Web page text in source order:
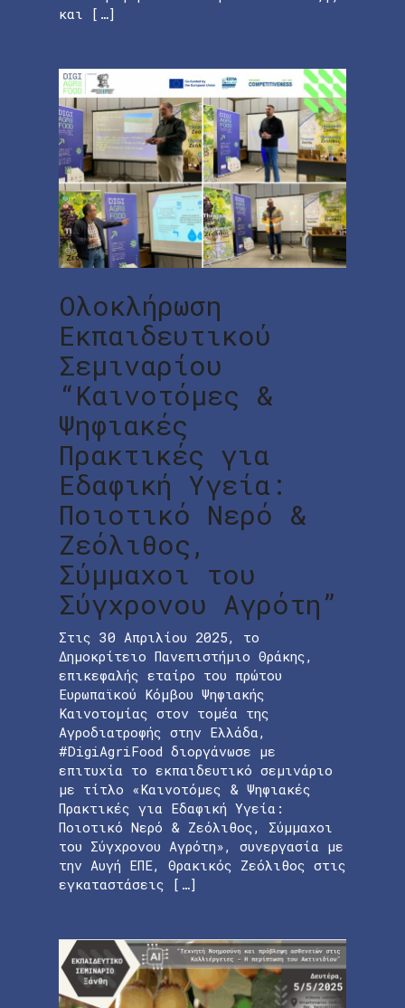
και […]
Ολοκλήρωση
Εκπαιδευτικού
Σεμιναρίου
“Καινοτόμες &
Ψηφιακές
Πρακτικές για
Εδαφική Υγεία:
Ποιοτικό Νερό &
Ζεόλιθος,
Σύμμαχοι του
Σύγχρονου Αγρότη”
Στις 30 Απριλίου 2025, το
Δημοκρίτειο Πανεπιστήμιο Θράκης,
επικεφαλής εταίρο του πρώτου
Ευρωπαϊκού Κόμβου Ψηφιακής
Καινοτομίας στον τομέα της
Αγροδιατροφής στην Ελλάδα,
#DigiAgriFood διοργάνωσε με
επιτυχία το εκπαιδευτικό σεμινάριο
με τίτλο «Καινοτόμες & Ψηφιακές
Πρακτικές για Εδαφική Υγεία:
Ποιοτικό Νερό & Ζεόλιθος, Σύμμαχοι
του Σύγχρονου Αγρότη», συνεργασία με
την Αυγή ΕΠΕ, Θρακικός Ζεόλιθος στις
εγκαταστάσεις […]